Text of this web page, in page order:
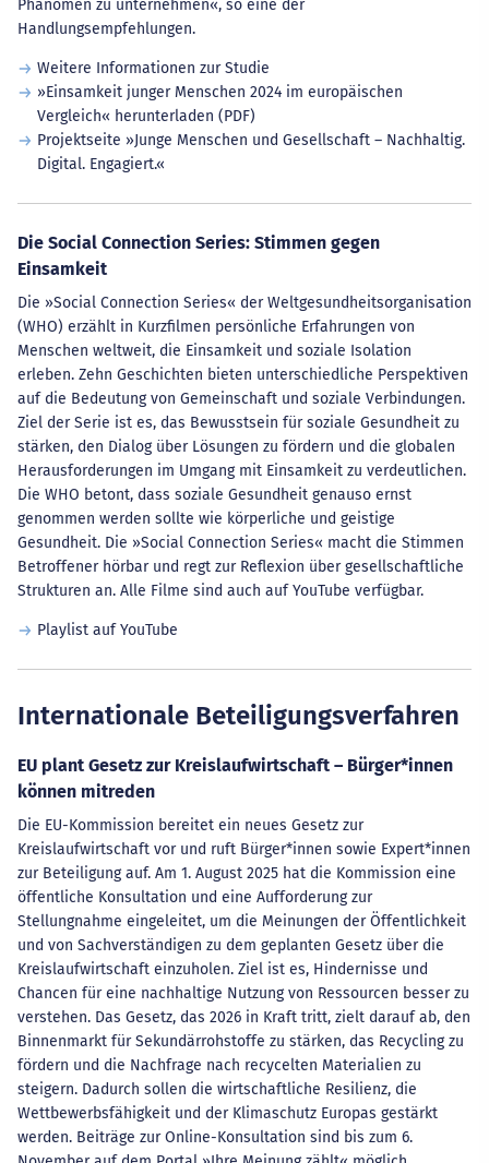
Phänomen zu unternehmen«, so eine der
Handlungsempfehlungen.
Weitere Informationen zur Studie
»Einsamkeit junger Menschen 2024 im europäischen
Vergleich« herunterladen (PDF)
Projektseite »Junge Menschen und Gesellschaft – Nachhaltig.
Digital. Engagiert.«
Die Social Connection Series: Stimmen gegen
Einsamkeit
Die »Social Connection Series« der Weltgesundheitsorganisation
(WHO) erzählt in Kurzfilmen persönliche Erfahrungen von
Menschen weltweit, die Einsamkeit und soziale Isolation
erleben. Zehn Geschichten bieten unterschiedliche Perspektiven
auf die Bedeutung von Gemeinschaft und soziale Verbindungen.
Ziel der Serie ist es, das Bewusstsein für soziale Gesundheit zu
stärken, den Dialog über Lösungen zu fördern und die globalen
Herausforderungen im Umgang mit Einsamkeit zu verdeutlichen.
Die WHO betont, dass soziale Gesundheit genauso ernst
genommen werden sollte wie körperliche und geistige
Gesundheit. Die »Social Connection Series« macht die Stimmen
Betroffener hörbar und regt zur Reflexion über gesellschaftliche
Strukturen an. Alle Filme sind auch auf YouTube verfügbar.
Playlist auf YouTube
Internationale Beteiligungsverfahren
EU plant Gesetz zur Kreislaufwirtschaft – Bürger*innen
können mitreden
Die EU-Kommission bereitet ein neues Gesetz zur
Kreislaufwirtschaft vor und ruft Bürger*innen sowie Expert*innen
zur Beteiligung auf. Am 1. August 2025 hat die Kommission eine
öffentliche Konsultation und eine Aufforderung zur
Stellungnahme eingeleitet, um die Meinungen der Öffentlichkeit
und von Sachverständigen zu dem geplanten Gesetz über die
Kreislaufwirtschaft einzuholen. Ziel ist es, Hindernisse und
Chancen für eine nachhaltige Nutzung von Ressourcen besser zu
verstehen. Das Gesetz, das 2026 in Kraft tritt, zielt darauf ab, den
Binnenmarkt für Sekundärrohstoffe zu stärken, das Recycling zu
fördern und die Nachfrage nach recycelten Materialien zu
steigern. Dadurch sollen die wirtschaftliche Resilienz, die
Wettbewerbsfähigkeit und der Klimaschutz Europas gestärkt
werden. Beiträge zur Online-Konsultation sind bis zum 6.